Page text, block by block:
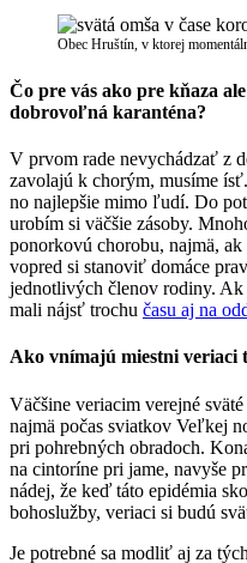
Obec Hruštín, v ktorej
Čo pre vás ako pre kňaza
dobrovoľná karanténa?
V prvom rade nevychádzať z
zavolajú k chorým, musíme
no najlepšie mimo ľudí. Do
urobím si väčšie zásoby.
ponorkovú chorobu, najmä,
vopred si stanoviť domáce
jednotlivých členov rodiny.
mali nájsť trochu času aj na
Ako vnímajú miestni veriaci
Väčšine veriacim verejné
najmä počas sviatkov Veľkej
pri pohrebných obradoch.
na cintoríne pri jame, navyše
nádej, že keď táto epidémia
bohoslužby, veriaci si budú
Je potrebné sa modliť aj za